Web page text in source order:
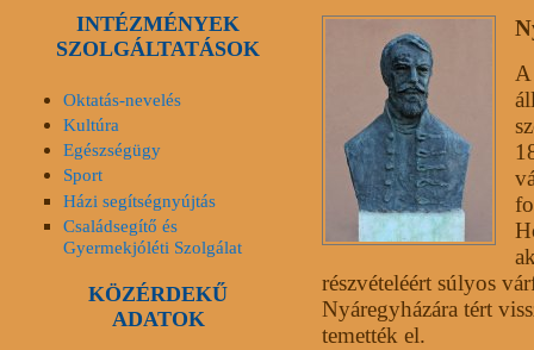
A
részvételéért súlyos
Nyáregyházára tért
temették el.
INTÉZMÉNYEK
SZOLGÁLTATÁSOK
Oktatás-nevelés
Kultúra
Egészségügy
Sport
Házi segítségnyújtás
Családsegítő és
Gyermekjóléti Szolgálat
KÖZÉRDEKŰ
ADATOK